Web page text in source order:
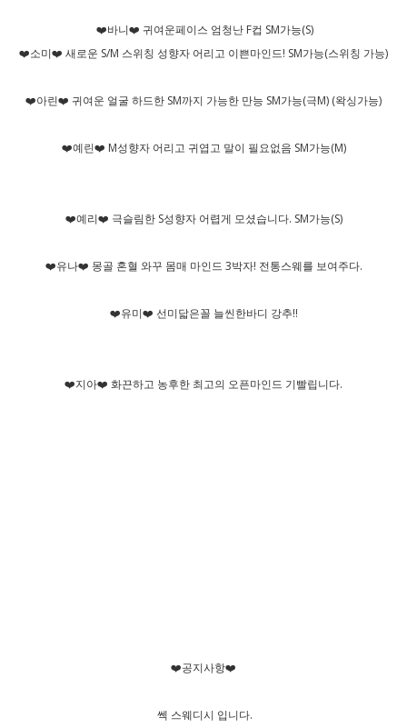
❤️바니❤️ 귀여운페이스 엄청난 F컵 SM가능(S)
❤️소미❤️ 새로운 S/M 스위칭 성향자 어리고 이쁜마인드! SM가능(스위칭 가능)
❤️아린❤️ 귀여운 얼굴 하드한 SM까지 가능한 만능 SM가능(극M) (왁싱가능)
❤️예린❤️ M성향자 어리고 귀엽고 말이 필요없음 SM가능(M)
❤️예리❤️ 극슬림한 S성향자 어렵게 모셨습니다. SM가능(S)
❤️유나❤️ 몽골 혼혈 와꾸 몸매 마인드 3박자! 전통스웨를 보여주다.
❤️유미❤️ 선미닯은꼴 늘씬한바디 강추!!
❤️지아❤️ 화끈하고 농후한 최고의 오픈마인드 기빨립니다.
❤️공지사항❤️
쎅 스웨디시 입니다.